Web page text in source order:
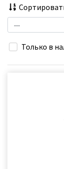
Только в